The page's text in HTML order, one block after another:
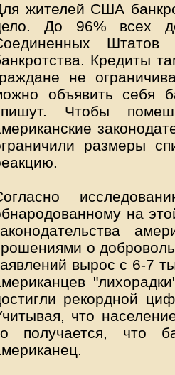
жителей США
До 96% всех
Кредиты
не
объявить себя
Чтобы
размеры
на
о
вырос с 6-7
рекордной
что
получается, что